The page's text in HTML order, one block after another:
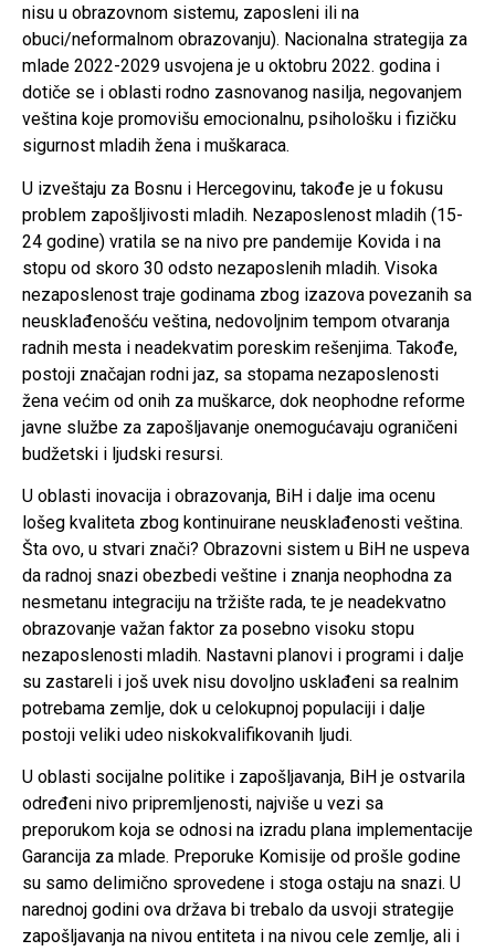
nisu u obrazovnom sistemu, zaposleni ili na
obuci/neformalnom obrazovanju). Nacionalna strategija za
mlade 2022-2029 usvojena je u oktobru 2022. godina i
dotiče se i oblasti rodno zasnovanog nasilja, negovanjem
veština koje promovišu emocionalnu, psihološku i fizičku
sigurnost mladih žena i muškaraca.
U izveštaju za Bosnu i Hercegovinu, takođe je u fokusu
problem zapošljivosti mladih. Nezaposlenost mladih (15-
24 godine) vratila se na nivo pre pandemije Kovida i na
stopu od skoro 30 odsto nezaposlenih mladih. Visoka
nezaposlenost traje godinama zbog izazova povezanih sa
neusklađenošću veština, nedovoljnim tempom otvaranja
radnih mesta i neadekvatim poreskim rešenjima. Takođe,
postoji značajan rodni jaz, sa stopama nezaposlenosti
žena većim od onih za muškarce, dok neophodne reforme
javne službe za zapošljavanje onemogućavaju ograničeni
budžetski i ljudski resursi.
U oblasti inovacija i obrazovanja, BiH i dalje ima ocenu
lošeg kvaliteta zbog kontinuirane neusklađenosti veština.
Šta ovo, u stvari znači? Obrazovni sistem u BiH ne uspeva
da radnoj snazi obezbedi veštine i znanja neophodna za
nesmetanu integraciju na tržište rada, te je neadekvatno
obrazovanje važan faktor za posebno visoku stopu
nezaposlenosti mladih. Nastavni planovi i programi i dalje
su zastareli i još uvek nisu dovoljno usklađeni sa realnim
potrebama zemlje, dok u celokupnoj populaciji i dalje
postoji veliki udeo niskokvalifikovanih ljudi.
U oblasti socijalne politike i zapošljavanja, BiH je ostvarila
određeni nivo pripremljenosti, najviše u vezi sa
preporukom koja se odnosi na izradu plana implementacije
Garancija za mlade. Preporuke Komisije od prošle godine
su samo delimično sprovedene i stoga ostaju na snazi. U
narednoj godini ova država bi trebalo da usvoji strategije
zapošljavanja na nivou entiteta i na nivou cele zemlje, ali i